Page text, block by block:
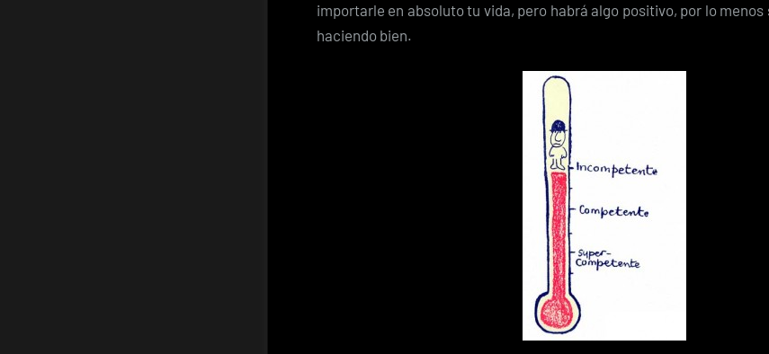
importarle en absoluto tu vida, pero habrá algo positivo, por lo menos
haciendo bien.